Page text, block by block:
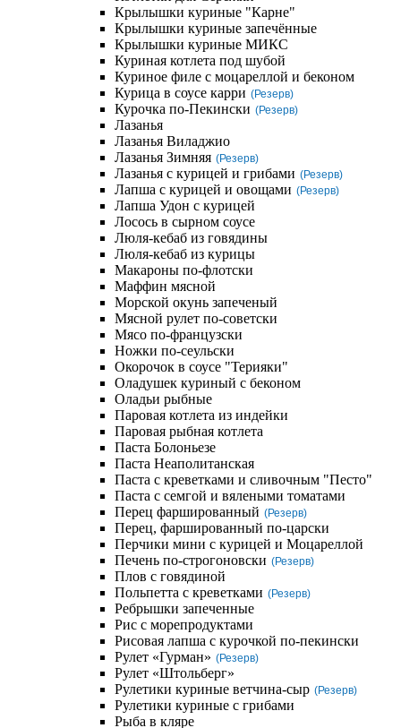
Крылышки куриные "Карне"
Крылышки куриные запечённые
Крылышки куриные МИКС
Куриная котлета под шубой
Куриное филе с моцареллой и беконом
Курица в соусе карри (Резерв)
Курочка по-Пекински (Резерв)
Лазанья
Лазанья Виладжио
Лазанья Зимняя (Резерв)
Лазанья с курицей и грибами (Резерв)
Лапша с курицей и овощами (Резерв)
Лапша Удон с курицей
Лосось в сырном соусе
Люля-кебаб из говядины
Люля-кебаб из курицы
Макароны по-флотски
Маффин мясной
Морской окунь запеченый
Мясной рулет по-советски
Мясо по-французски
Ножки по-сеульски
Окорочок в соусе "Терияки"
Оладушек куриный с беконом
Оладьи рыбные
Паровая котлета из индейки
Паровая рыбная котлета
Паста Болоньезе
Паста Неаполитанская
Паста с креветками и сливочным "Песто"
Паста с семгой и вялеными томатами
Перец фаршированный (Резерв)
Перец, фаршированный по-царски
Перчики мини с курицей и Моцареллой
Печень по-строгоновски (Резерв)
Плов с говядиной
Польпетта с креветками (Резерв)
Ребрышки запеченные
Рис с морепродуктами
Рисовая лапша с курочкой по-пекински
Рулет «Гурман» (Резерв)
Рулет «Штольберг»
Рулетики куриные ветчина-сыр (Резерв)
Рулетики куриные с грибами
Рыба в кляре